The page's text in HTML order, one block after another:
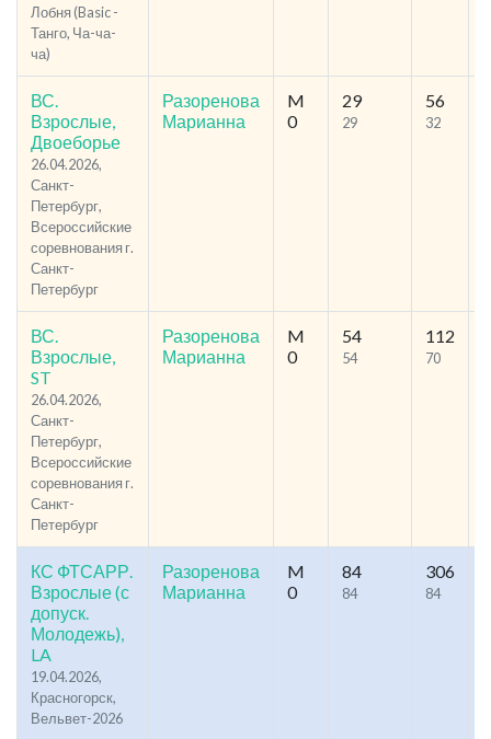
Лобня (Basic -
Танго, Ча-ча-
ча)
ВС.
Взрослые,
Двоеборье
26.04.2026,
Санкт-
Петербург,
Всероссийские
соревнования г.
Санкт-
Петербург
Разоренова
Марианна
M
0
29
29
56
32
ВС.
Взрослые,
ST
26.04.2026,
Санкт-
Петербург,
Всероссийские
соревнования г.
Санкт-
Петербург
Разоренова
Марианна
M
0
54
54
112
70
КС ФТСАРР.
Взрослые (с
допуск.
Молодежь),
LA
19.04.2026,
Красногорск,
Вельвет-2026
Разоренова
Марианна
M
0
84
84
306
84